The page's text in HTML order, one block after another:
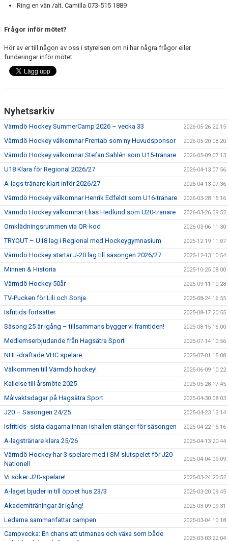
Ring en vän /alt. Camilla 073-515 1889
Frågor inför mötet?
Hör av er till någon av oss i styrelsen om ni har några frågor eller
funderingar inför mötet.
Nyhetsarkiv
Värmdö Hockey SummerCamp 2026 – vecka 33 2026-05-26 22:15
Värmdö Hockey välkomnar Frentab som ny Huvudsponsor 2026-05-20 08:20
Värmdö Hockey välkomnar Stefan Sahlén som U15-tränare 2026-05-09 07:13
U18 Klara för Regional 2026/27 2026-04-13 07:56
A-lags tränare klart inför 2026/27 2026-04-13 07:36
Värmdö Hockey välkomnar Henrik Edfeldt som U16-tränare 2026-03-28 15:16
Värmdö Hockey välkomnar Elias Hedlund som U20-tränare 2026-03-26 09:52
Omklädningsrummen via QR-kod 2026-03-06 11:30
TRYOUT – U18 lag i Regional med Hockeygymnasium 2025-12-19 11:07
Värmdö Hockey startar J-20 lag till säsongen 2026/27 2025-12-13 10:54
Minnen & Historia 2025-10-25 08:00
Värmdö Hockey 50år 2025-09-11 10:28
TV-Pucken för Lili och Sonja 2025-08-24 16:55
Isfritids fortsätter 2025-08-17 20:55
Säsong 25 är igång – tillsammans bygger vi framtiden! 2025-08-15 16:00
Medlemserbjudande från Hagsätra Sport 2025-07-14 10:56
NHL-draftade VHC spelare 2025-07-01 15:08
Välkommen till Värmdö hockey! 2025-06-09 10:22
Kallelse till årsmöte 2025 2025-05-28 17:45
Målvaktsdagar på Hagsätra Sport 2025-04-30 08:03
J20 – Säsongen 24/25 2025-04-23 13:14
Isfritids- sista dagarna innan ishallen stänger för säsongen 2025-04-22 15:16
A-lagstränare klara 25/26 2025-04-13 20:44
Värmdö Hockey har 3 spelare med i SM slutspelet för J20
Nationell
2025-04-04 09:09
Vi söker J20-spelare! 2025-03-24 20:52
A-laget bjuder in till öppet hus 23/3 2025-03-20 09:45
Akademiträningar är igång! 2025-03-09 09:31
Ledarna sammanfattar campen 2025-03-04 10:18
Campvecka: En chans att utmanas och växa som både
2025-03-03 22:04